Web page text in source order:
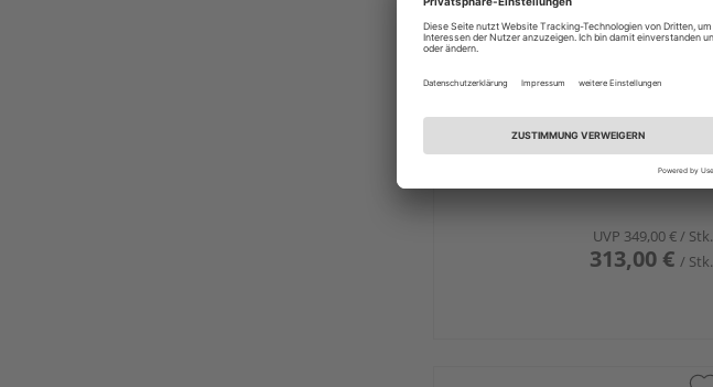
Biohort Wandpaneel für
Sichtschutz mit Acrylglas
100x135 silber- metallic
UVP 349,00 € / Stk.
313,00 € / Stk.